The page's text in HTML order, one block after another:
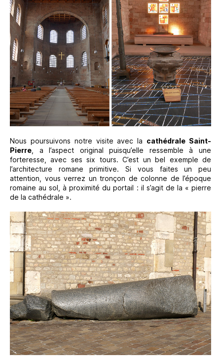
Nous poursuivons notre visite avec la cathédrale Saint-
Pierre, a l’aspect original puisqu’elle ressemble à une
forteresse, avec ses six tours. C’est un bel exemple de
l’architecture romane primitive. Si vous faites un peu
attention, vous verrez un tronçon de colonne de l’époque
romaine au sol, à proximité du portail : il s’agit de la « pierre
de la cathédrale ».